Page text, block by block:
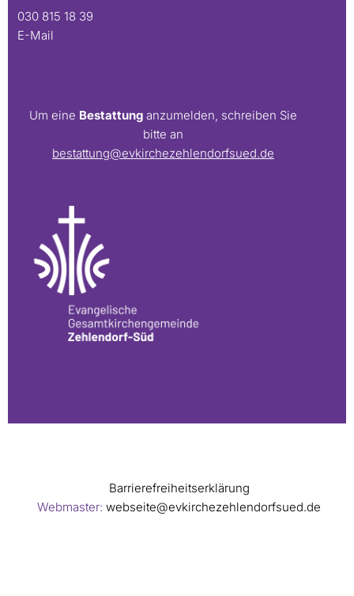
030 815 18 39
E-Mail
Um eine Bestattung anzumelden, schreiben Sie
bitte an
bestattung@evkirchezehlendorfsued.de
Barrierefreiheitserklärung
Webmaster: webseite@evkirchezehlendorfsued.de